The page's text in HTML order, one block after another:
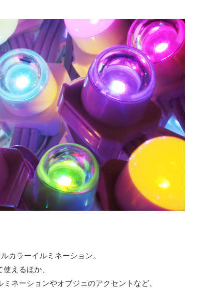
カラーイルミネーション。
えるほか、
ネーションやオブジェのアクセントなど、